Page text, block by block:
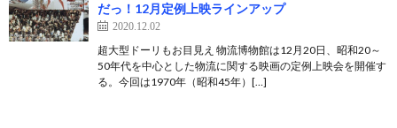
だっ！12月定例上映ラインアップ
2020.12.02
超大型ドーリもお目見え 物流博物館は12月20日、昭和20～
50年代を中心とした物流に関する映画の定例上映会を開催す
る。今回は1970年（昭和45年）[…]